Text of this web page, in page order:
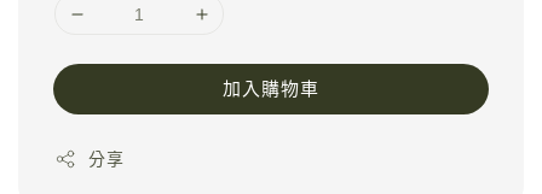
加入購物車
分享